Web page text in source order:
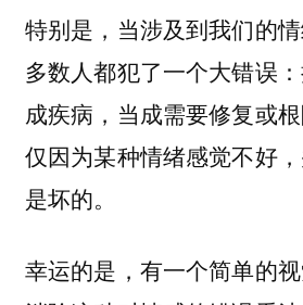
特别是，当涉及到我们的
多数人都犯了一个大错误
成疾病，当成需要修复或
仅因为某种情绪感觉不好
是坏的。
幸运的是，有一个简单的